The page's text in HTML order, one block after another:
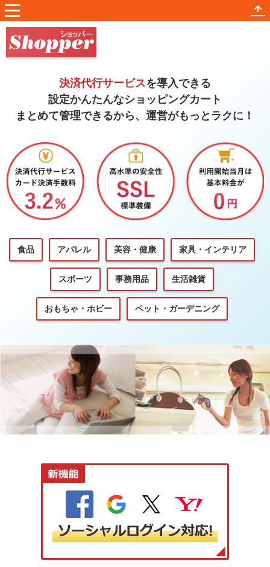
決済代行サービスを導入できる
設定かんたんなショッピングカート
まとめて管理できるから、 運営がもっとラクに！
食品 アパレル 美容・健康 家具・インテリア
スポーツ 事務用品 生活雑貨
おもちゃ・ホビー ペット・ガーデニング